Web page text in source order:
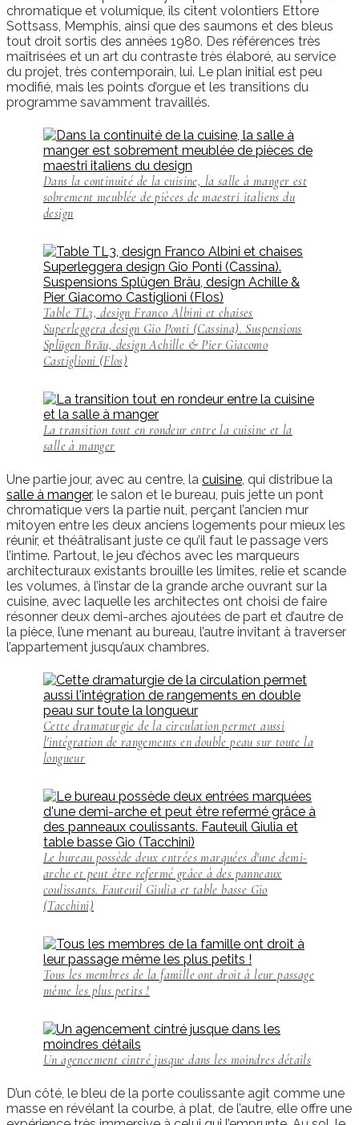
chromatique et volumique, ils citent volontiers Ettore
Sottsass, Memphis, ainsi que des saumons et des bleus
tout droit sortis des années 1980. Des références très
maîtrisées et un art du contraste très élaboré, au service
du projet, très contemporain, lui. Le plan initial est peu
modifié, mais les points d’orgue et les transitions du
programme savamment travaillés.
Dans la continuité de la cuisine, la salle à manger est
sobrement meublée de pièces de maestri italiens du
design
Table TL3, design Franco Albini et chaises
Superleggera design Gio Ponti (Cassina). Suspensions
Splügen Bräu, design Achille & Pier Giacomo
Castiglioni (Flos)
La transition tout en rondeur entre la cuisine et la
salle à manger
Une partie jour, avec au centre, la cuisine, qui distribue la
salle à manger, le salon et le bureau, puis jette un pont
chromatique vers la partie nuit, perçant l’ancien mur
mitoyen entre les deux anciens logements pour mieux les
réunir, et théâtralisant juste ce qu’il faut le passage vers
l’intime. Partout, le jeu d’échos avec les marqueurs
architecturaux existants brouille les limites, relie et scande
les volumes, à l’instar de la grande arche ouvrant sur la
cuisine, avec laquelle les architectes ont choisi de faire
résonner deux demi-arches ajoutées de part et d’autre de
la pièce, l’une menant au bureau, l’autre invitant à traverser
l’appartement jusqu’aux chambres.
Cette dramaturgie de la circulation permet aussi
l'intégration de rangements en double peau sur toute la
longueur
Le bureau possède deux entrées marquées d'une demi-
arche et peut être refermé grâce à des panneaux
coulissants. Fauteuil Giulia et table basse Gio
(Tacchini)
Tous les membres de la famille ont droit à leur passage
même les plus petits !
Un agencement cintré jusque dans les moindres détails
D’un côté, le bleu de la porte coulissante agit comme une
masse en révélant la courbe, à plat, de l’autre, elle offre une